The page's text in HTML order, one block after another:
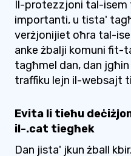
Il-protezzjoni tal-
importanti, u tista'
verżjonijiet oħra tal-
anke żbalji komuni fit-
tagħmel dan, dan
traffiku lejn il-websajt
Evita li tieħu
il-.cat tiegħek
Dan jista' jkun żball